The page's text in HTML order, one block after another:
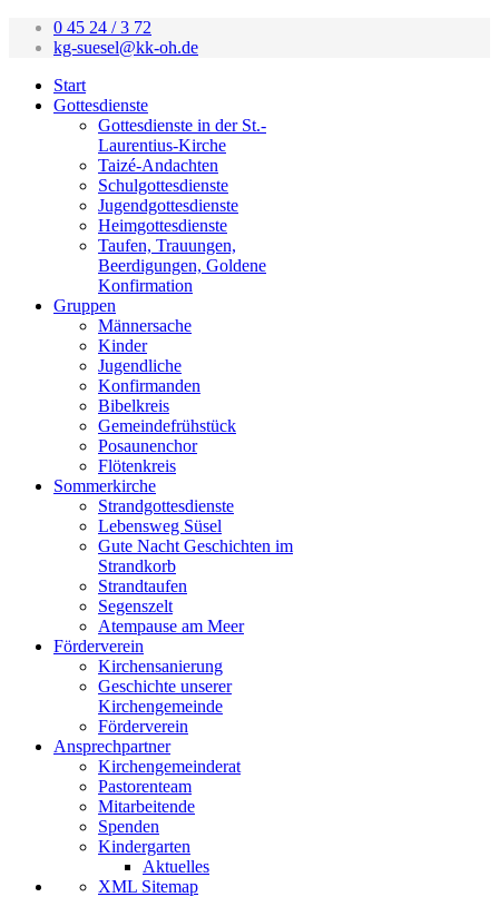
0 45 24 / 3 72
kg-suesel@kk-oh.de
Start
Gottesdienste
Gottesdienste in der St.-
Laurentius-Kirche
Taizé-Andachten
Schulgottesdienste
Jugendgottesdienste
Heimgottesdienste
Taufen, Trauungen,
Beerdigungen, Goldene
Konfirmation
Gruppen
Männersache
Kinder
Jugendliche
Konfirmanden
Bibelkreis
Gemeindefrühstück
Posaunenchor
Flötenkreis
Sommerkirche
Strandgottesdienste
Lebensweg Süsel
Gute Nacht Geschichten im
Strandkorb
Strandtaufen
Segenszelt
Atempause am Meer
Förderverein
Kirchensanierung
Geschichte unserer
Kirchengemeinde
Förderverein
Ansprechpartner
Kirchengemeinderat
Pastorenteam
Mitarbeitende
Spenden
Kindergarten
Aktuelles
XML Sitemap